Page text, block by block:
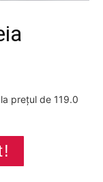
prețul de 119.0